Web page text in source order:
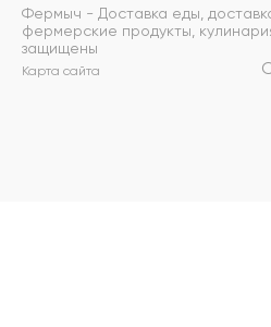
Фермыч - Доставка еды,
фермерские продукты,
защищены
Карта сайта